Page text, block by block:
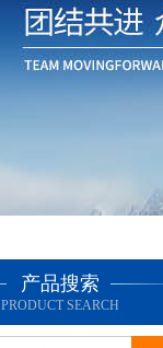
产品搜索
PRODUCT SEARCH